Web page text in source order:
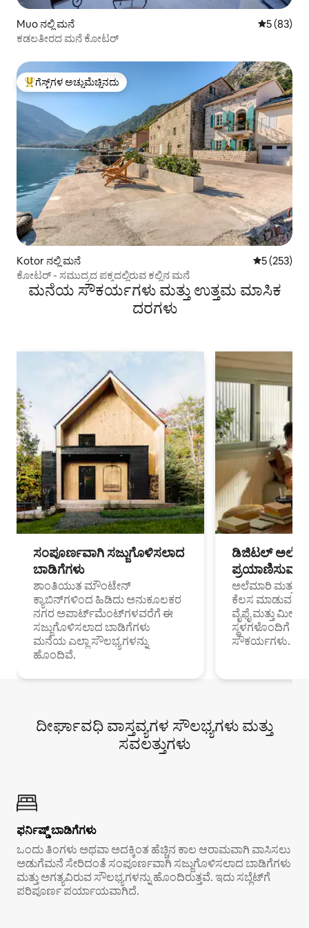
Muo ನಲ್ಲಿ ಮನೆ 5 ರಲ್ಲಿ 5
5 (83)
ಕಡಲತೀರದ ಮನೆ ಕೋಟರ್
ಗೆಸ್ಟ್‌ಗಳಿಗೆ ಅತಿ ಹೆಚ್ಚು ಅಚ್ಚುಮೆಚ್ಚಿನದು
ಗೆಸ್ಟ್‌ಗಳ ಅಚ್ಚುಮೆಚ್ಚಿನದು
Kotor ನಲ್ಲಿ ಮನೆ 5 ರಲ್ಲಿ 5
5 (253)
ಕೋಟರ್ - ಸಮುದ್ರದ ಪಕ್ಕದಲ್ಲಿರುವ ಕಲ್ಲಿನ ಮನೆ
ಮನೆಯ ಸೌಕರ್ಯಗಳು ಮತ್ತು ಉತ್ತಮ ಮಾಸಿಕ
ದರಗಳು
ಸಂಪೂರ್ಣವಾಗಿ ಸಜ್ಜುಗೊಳಿಸಲಾದ
ಬಾಡಿಗೆಗಳು
ಶಾಂತಿಯುತ ಮೌಂಟೇನ್
ಕ್ಯಾಬಿನ್‌ಗಳಿಂದ ಹಿಡಿದು ಅನುಕೂಲಕರ
ನಗರ ಅಪಾರ್ಟ್‌ಮೆಂಟ್‌ಗಳವರೆಗೆ ಈ
ಸಜ್ಜುಗೊಳಿಸಲಾದ ಬಾಡಿಗೆಗಳು
ಮನೆಯ ಎಲ್ಲಾ ಸೌಲಭ್ಯಗಳನ್ನು
ಹೊಂದಿವೆ.
ಡಿಜಿಟಲ್
ಪ್ರಯಾಣಿಸುವ
ಅಲೆಮಾರಿ ಮತ್ತು
ಕೆಲಸ ಮಾಡುವ
ವೈಫೈ ಮತ್ತು
ಸ್ಥಳಗಳೊಂದಿಗೆ
ಸೌಕರ್ಯಗಳು.
ದೀರ್ಘಾವಧಿ ವಾಸ್ತವ್ಯಗಳ ಸೌಲಭ್ಯಗಳು ಮತ್ತು
ಸವಲತ್ತುಗಳು
ಫರ್ನಿಷ್ಡ್ ಬಾಡಿಗೆಗಳು
ಒಂದು ತಿಂಗಳು ಅಥವಾ ಅದಕ್ಕಿಂತ ಹೆಚ್ಚಿನ ಕಾಲ ಆರಾಮವಾಗಿ ವಾಸಿಸಲು
ಅಡುಗೆಮನೆ ಸೇರಿದಂತೆ ಸಂಪೂರ್ಣವಾಗಿ ಸಜ್ಜುಗೊಳಿಸಲಾದ ಬಾಡಿಗೆಗಳು
ಮತ್ತು ಅಗತ್ಯವಿರುವ ಸೌಲಭ್ಯಗಳನ್ನು ಹೊಂದಿರುತ್ತವೆ. ಇದು ಸಬ್ಲೆಟ್‌ಗೆ
ಪರಿಪೂರ್ಣ ಪರ್ಯಾಯವಾಗಿದೆ.